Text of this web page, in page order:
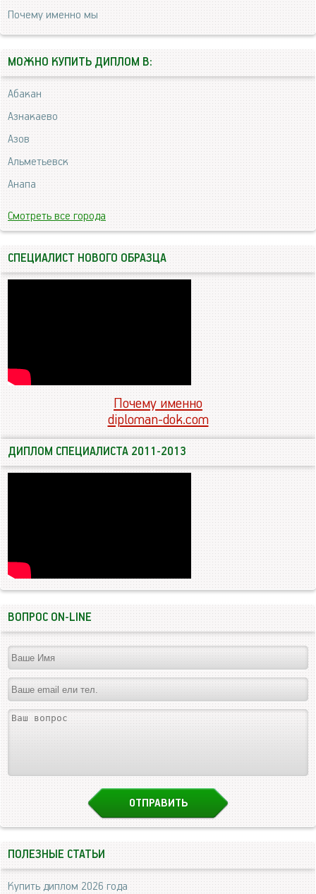
Почему именно мы
МОЖНО КУПИТЬ ДИПЛОМ В:
Абакан
Азнакаево
Азов
Альметьевск
Анапа
Смотреть все города
СПЕЦИАЛИСТ НОВОГО ОБРАЗЦА
Почему именно
diploman-dok.com
ДИПЛОМ СПЕЦИАЛИСТА 2011-2013
ВОПРОС ON-LINE
ПОЛЕЗНЫЕ СТАТЬИ
Купить диплом 2026 года